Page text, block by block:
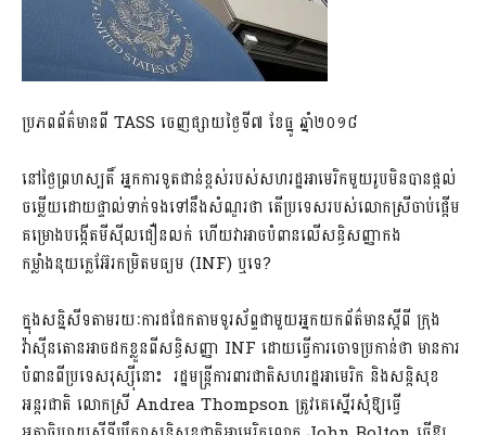
ប្រភពព័ត៌មានពី TASS ចេញផ្សាយថ្ងៃទី៧ ខែធ្នូ ឆ្នាំ២០១៨
នៅថ្ងៃព្រហស្បតិ៍ អ្នកការទូតជាន់ខ្ពស់របស់សហរដ្ឋអាមេរិកមួយរូបមិនបានផ្តល់
ចម្លើយដោយផ្ទាល់ទាក់ទងទៅនឹងសំណួរថា តើប្រទេសរបស់លោកស្រីចាប់ផ្តើម
គម្រោងបង្កើតមីស៊ីលជឿនលក់ ហើយវាអាចបំពានលើសន្ធិសញ្ញាកង
កម្លាំងនុយក្លេអ៊ែរកម្រិតមធ្យម (INF) ឬទេ?
ក្នុងសន្និសីទតាមរយៈការជជែកតាមទូរស័ព្ទជាមួយអ្នកយកព័ត៌មានស្តីពី ក្រុង
វ៉ាស៊ីនតោនអាចដកខ្លួនពីសន្ធិសញ្ញា INF ដោយធ្វើការចោទប្រកាន់ថា មានការ
បំពានពីប្រទេសរុស្ស៊ីនោះ រដ្ឋមន្ត្រីការពារជាតិសហរដ្ឋអាមេរិក និងសន្តិសុខ
អន្តរជាតិ លោកស្រី Andrea Thompson ត្រូវគេស្នើរសុំឱ្យធ្វើ